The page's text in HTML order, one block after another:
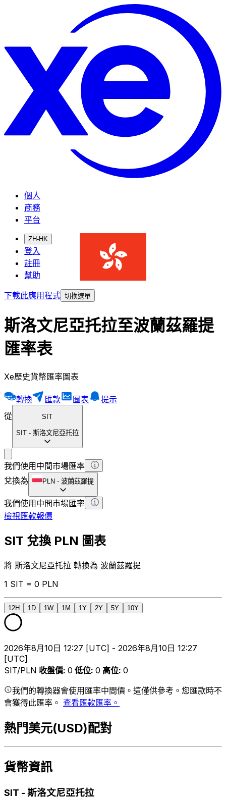
個人
商務
平台
ZH-HK
登入
註冊
幫助
下載此應用程式 切換選單
斯洛文尼亞托拉至波蘭茲羅提
匯率表
Xe歷史貨幣匯率圖表
轉換 匯款 圖表
提示
從
SIT
SIT - 斯洛文尼亞托拉
我們使用中間市場匯率
兌換為
PLN - 波蘭茲羅提
我們使用中間市場匯率
檢視匯款報價
SIT 兌換 PLN 圖表
將 斯洛文尼亞托拉 轉換為 波蘭茲羅提
1 SIT = 0 PLN
12H 1D 1W 1M 1Y 2Y 5Y 10Y
2026年8月10日 12:27 [UTC] - 2026年8月10日 12:27
[UTC]
SIT/PLN 收盤價: 0 低位: 0 高位: 0
我們的轉換器會使用匯率中間價。這僅供參考。您匯款時不
會獲得此匯率。 查看匯款匯率。
熱門美元(USD)配對
貨幣資訊
SIT - 斯洛文尼亞托拉